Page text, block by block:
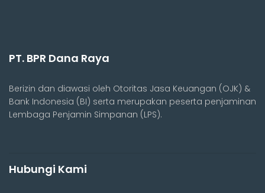
PT. BPR Dana Raya
Berizin dan diawasi oleh Otoritas Jasa Keuangan (OJK) &
Bank Indonesia (BI) serta merupakan peserta penjaminan
Lembaga Penjamin Simpanan (LPS).
Hubungi Kami